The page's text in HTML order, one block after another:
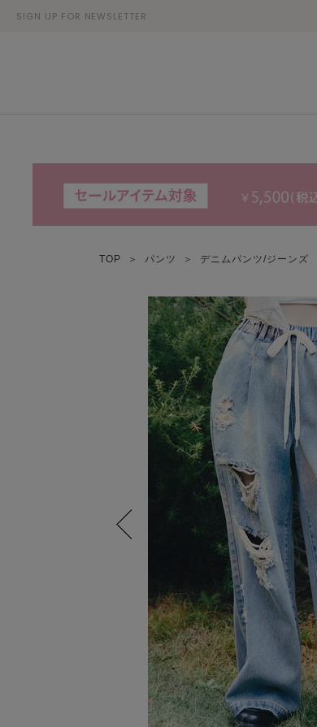
SIGN UP FOR NEWSLETTER
TOP ＞ パンツ ＞ デニムパンツ/ジーンズ